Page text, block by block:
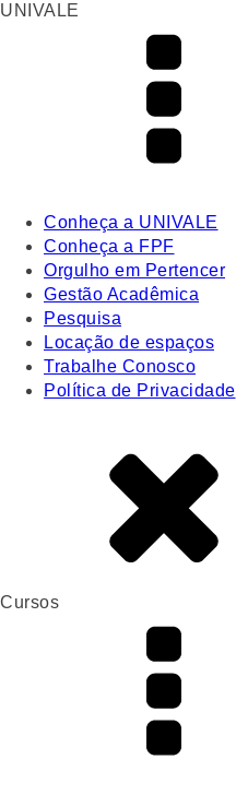
UNIVALE
Conheça a UNIVALE
Conheça a FPF
Orgulho em Pertencer
Gestão Acadêmica
Pesquisa
Locação de espaços
Trabalhe Conosco
Política de Privacidade
Cursos